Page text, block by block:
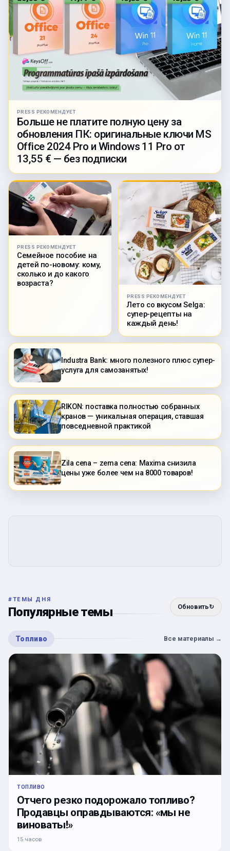
PRESS РЕКОМЕНДУЕТ
Больше не платите полную цену за
обновления ПК: оригинальные ключи MS
Office 2024 Pro и Windows 11 Pro от
13,55 € — без подписки
PRESS РЕКОМЕНДУЕТ
Семейное пособие на
детей по-новому: кому,
сколько и до какого
возраста?
PRESS РЕКОМЕНДУЕТ
Лето со вкусом Selga:
супер-рецепты на
каждый день!
Industra Bank: много полезного плюс супер-
услуга для самозанятых!
RIKON: поставка полностью собранных
кранов — уникальная операция, ставшая
повседневной практикой
Zila cena – zema cena: Maxima снизила
цены уже более чем на 8000 товаров!
#ТЕМЫ ДНЯ
Популярные темы Обновить↻
Топливо Все материалы →
ТОПЛИВО
Отчего резко подорожало топливо?
Продавцы оправдываются: «мы не
виноваты!»
15 часов